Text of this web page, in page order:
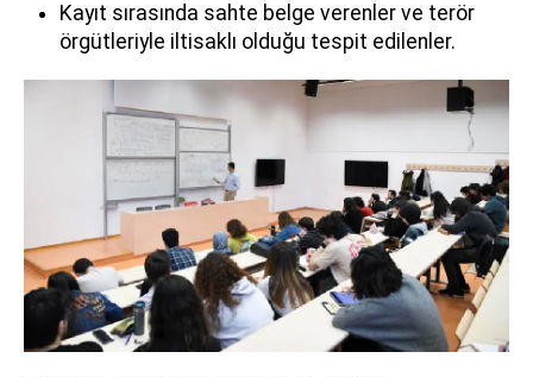
Kayıt sırasında sahte belge verenler ve terör
örgütleriyle iltisaklı olduğu tespit edilenler.